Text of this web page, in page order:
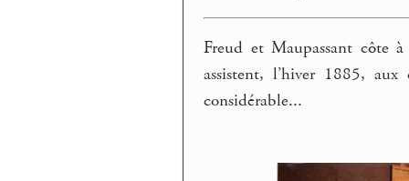
Freud et Maupassant côte
assistent, l’hiver 1885,
considérable...